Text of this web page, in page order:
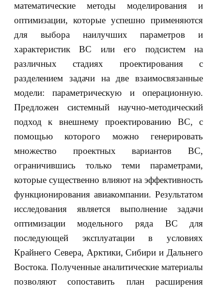
математические методы моделирования и
оптимизации, которые успешно применяются
для выбора наилучших параметров и
характеристик ВС или его подсистем на
различных стадиях проектирования с
разделением задачи на две взаимосвязанные
модели: параметрическую и операционную.
Предложен системный научно-методический
подход к внешнему проектированию ВС, с
помощью которого можно генерировать
множество проектных вариантов ВС,
ограничившись только теми параметрами,
которые существенно влияют на эффективность
функционирования авиакомпании. Результатом
исследования является выполнение задачи
оптимизации модельного ряда ВС для
последующей эксплуатации в условиях
Крайнего Севера, Арктики, Сибири и Дальнего
Востока. Полученные аналитические материалы
позволяют сопоставить план расширения